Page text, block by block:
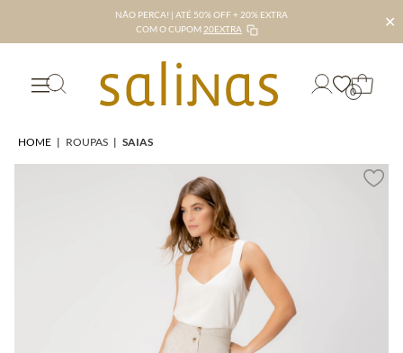
NÃO PERCA! | ATÉ 50% OFF + 20% EXTRA
COM O CUPOM 20EXTRA ✕
0
HOME | ROUPAS | SAIAS